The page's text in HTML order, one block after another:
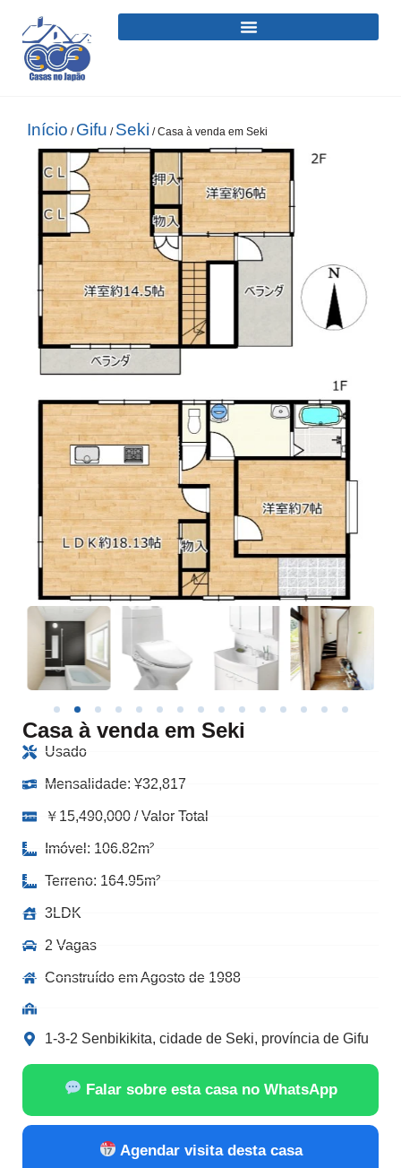
Início / Gifu / Seki / Casa à venda em Seki
Casa à venda em Seki
Usado
Mensalidade: ¥32,817
￥15,490,000 / Valor Total
Imóvel: 106.82m²
Terreno: 164.95m²
3LDK
2 Vagas
Construído em Agosto de 1988
1-3-2 Senbikikita, cidade de Seki, província de Gifu
Falar sobre esta casa no WhatsApp
Agendar visita desta casa